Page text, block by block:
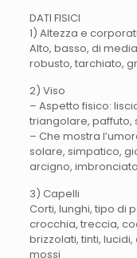
DATI FISICI
1) Altezza e
Alto, basso, di
robusto, tarchiato,
2) Viso
– Aspetto fisico:
triangolare, paffuto,
– Che mostra
solare, simpatico,
arcigno,
3) Capelli
Corti, lunghi, tipo di
crocchia, treccia,
brizzolati, tinti,
mossi